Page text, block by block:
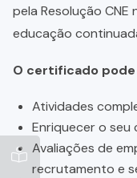
pela Resolução CNE
educação
O certificado
Atividades
Enriquecer o seu
Avaliações de
recrutamento e